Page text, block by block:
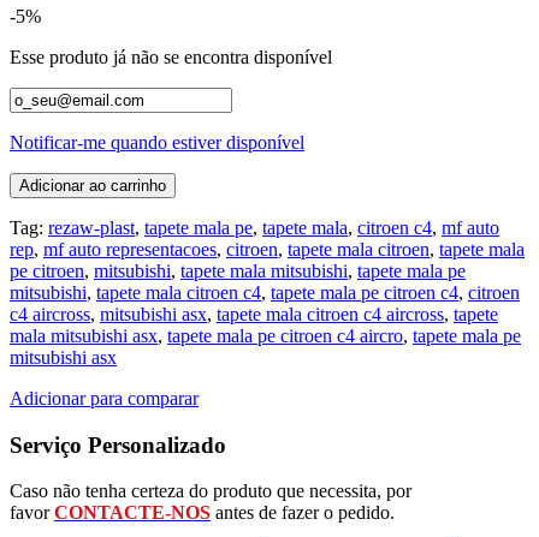
-5%
Esse produto já não se encontra disponível
Notificar-me quando estiver disponível
Adicionar ao carrinho
Tag: rezaw-plast, tapete mala pe, tapete mala, citroen c4, mf auto
rep, mf auto representacoes, citroen, tapete mala citroen, tapete mala
pe citroen, mitsubishi, tapete mala mitsubishi, tapete mala pe
mitsubishi, tapete mala citroen c4, tapete mala pe citroen c4, citroen
c4 aircross, mitsubishi asx, tapete mala citroen c4 aircross, tapete
mala mitsubishi asx, tapete mala pe citroen c4 aircro, tapete mala pe
mitsubishi asx
Adicionar para comparar
Serviço Personalizado
Caso não tenha certeza do produto que necessita, por
favorCONTACTE-NOS antes de fazer o pedido.